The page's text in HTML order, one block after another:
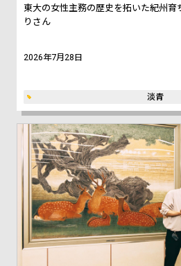
東大の女性主務の歴史を拓いた紀州育
りさん
2026年7月28日
淡青